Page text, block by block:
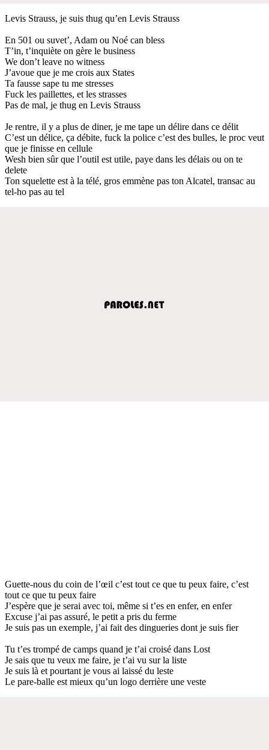
Levis Strauss, je suis thug qu’en Levis Strauss
En 501 ou suvet’, Adam ou Noé can bless
T’in, t’inquiète on gère le business
We don’t leave no witness
J’avoue que je me crois aux States
Ta fausse sape tu me stresses
Fuck les paillettes, et les strasses
Pas de mal, je thug en Levis Strauss
Je rentre, il y a plus de diner, je me tape un délire dans ce délit
C’est un délice, ça débite, fuck la police c’est des bulles, le proc veut
que je finisse en cellule
Wesh bien sûr que l’outil est utile, paye dans les délais ou on te
delete
Ton squelette est à la télé, gros emmène pas ton Alcatel, transac au
tel-ho pas au tel
Guette-nous du coin de l’œil c’est tout ce que tu peux faire, c’est
tout ce que tu peux faire
J’espère que je serai avec toi, même si t’es en enfer, en enfer
Excuse j’ai pas assuré, le petit a pris du ferme
Je suis pas un exemple, j’ai fait des dingueries dont je suis fier
Tu t’es trompé de camps quand je t’ai croisé dans Lost
Je sais que tu veux me faire, je t’ai vu sur la liste
Je suis là et pourtant je vous ai laissé du leste
Le pare-balle est mieux qu’un logo derrière une veste